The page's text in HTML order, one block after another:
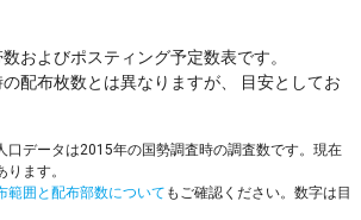
およびポスティング予定数表です。
配布枚数とは異なりますが、 目安としてお
データは2015年の国勢調査時の調査数です。現在
ます。
範囲と配布部数について もご確認ください。数字は目